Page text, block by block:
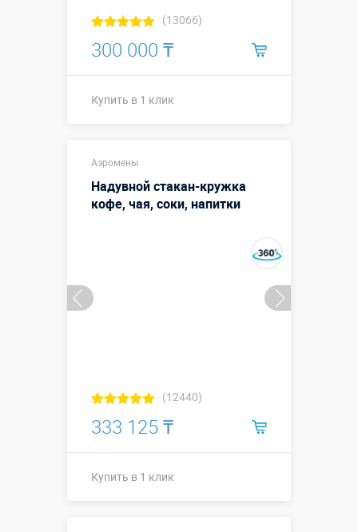
(13066)
300 000 ₸
Купить в 1 клик
Аэромены
Надувной стакан-кружка
кофе, чая, соки, напитки
(12440)
333 125 ₸
Купить в 1 клик